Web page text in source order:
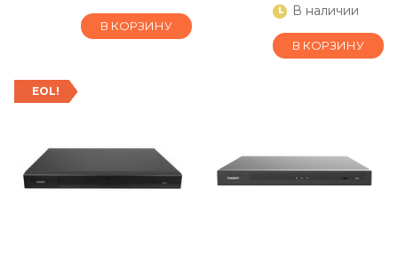
В КОРЗИНУ
В наличии
В КОРЗИНУ
EOL!